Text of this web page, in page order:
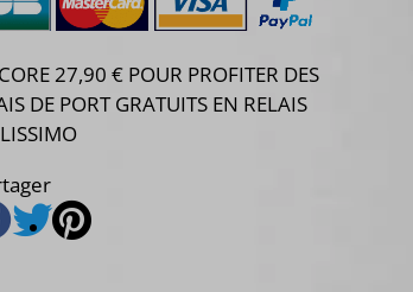
27,90 € POUR PROFITER DES
DE PORT GRATUITS EN RELAIS